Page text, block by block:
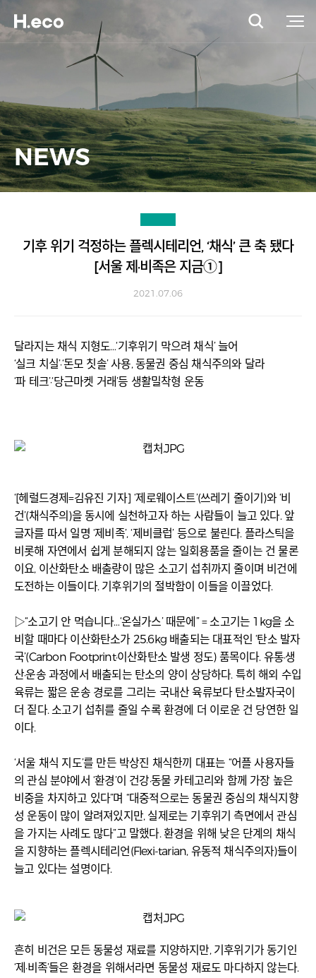
NEWS
기후 위기 걱정하는 플렉시테리언, ‘채식’ 큰 축 됐다
[서울 제·비족은 지금①]
2021.07.06
달라지는 채식 지형도…‘기후위기 막으려 채식’ 늘어
‘실크 치실’·‘돈모 칫솔’ 사용, 동물권 중심 채식주의와 달라
‘파 테크’·‘당근마켓 거래’등 생활밀착형 운동
‘[헤럴드경제=김유진 기자] ‘제로웨이스트’(쓰레기 줄이기)와 ‘비
건’(채식주의)을 동시에 실천하고자 하는 사람들이 늘고 있다. 앞
글자를 따서 일명 ‘제비족’, ‘제비클럽’ 등으로 불린다. 플라스틱을
비롯해 자연에서 쉽게 분해되지 않는 일회용품을 줄이는 건 물론
이요, 이산화탄소 배출량이 많은 소고기 섭취까지 줄이며 비건에
도전하는 이들이다. 기후위기의 절박함이 이들을 이끌었다.
▷“소고기 안 먹습니다…‘온실가스’ 때문에” = 소고기는 1kg을 소
비할 때마다 이산화탄소가 25.6kg 배출되는 대표적인 ‘탄소 발자
국’(Carbon Footprint·이산화탄소 발생 정도) 품목이다. 유통·생
산·운송 과정에서 배출되는 탄소의 양이 상당하다. 특히 해외 수입
육류는 짧은 운송 경로를 그리는 국내산 육류보다 탄소발자국이
더 짙다. 소고기 섭취를 줄일 수록 환경에 더 이로운 건 당연한 일
이다.
‘서울 채식 지도’를 만든 박상진 채식한끼 대표는 “어플 사용자들
의 관심 분야에서 ‘환경’이 건강·동물 카테고리와 함께 가장 높은
비중을 차지하고 있다”며 “대중적으로는 동물권 중심의 채식지향
성 운동이 많이 알려져있지만, 실제로는 기후위기 측면에서 관심
을 가지는 사례도 많다”고 말했다. 환경을 위해 낮은 단계의 채식
을 지향하는 플렉시테리언(Flexi-tarian, 유동적 채식주의자)들이
늘고 있다는 설명이다.
흔히 비건은 모든 동물성 재료를 지양하지만, 기후위기가 동기인
‘제·비족’들은 환경을 위해서라면 동물성 재료도 마다하지 않는다.